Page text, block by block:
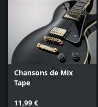
Chansons de Mix
Tape
11,99 €